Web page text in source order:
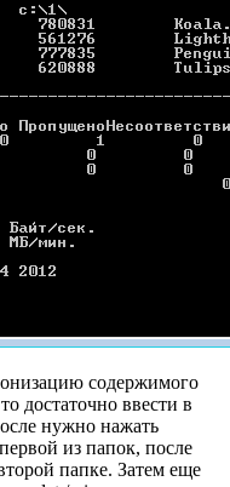
содержимого
достаточно ввести в
нужно нажать
из папок, после
папке. Затем еще